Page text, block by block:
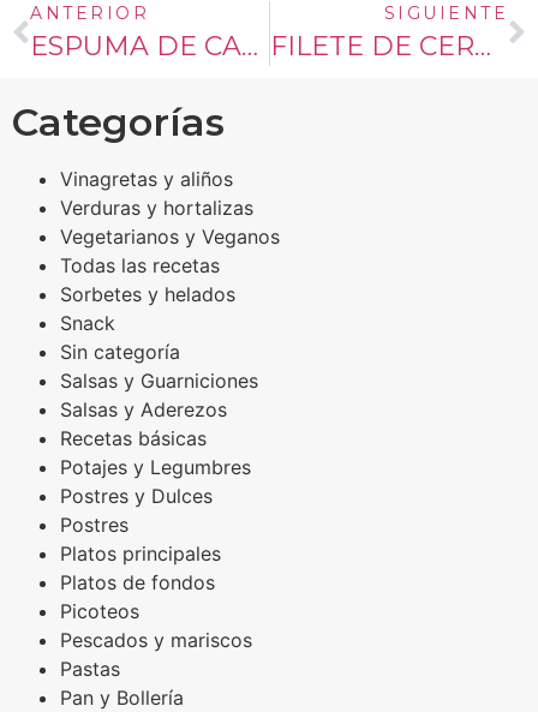
ANTERIOR
ESPUMA DE CAFÉ INSTANTANEO
SIGUIENTE
FILETE DE CERDO A LA MOSTAZA Y MIEL CON ARROZ VERDE
Categorías
Vinagretas y aliños
Verduras y hortalizas
Vegetarianos y Veganos
Todas las recetas
Sorbetes y helados
Snack
Sin categoría
Salsas y Guarniciones
Salsas y Aderezos
Recetas básicas
Potajes y Legumbres
Postres y Dulces
Postres
Platos principales
Platos de fondos
Picoteos
Pescados y mariscos
Pastas
Pan y Bollería